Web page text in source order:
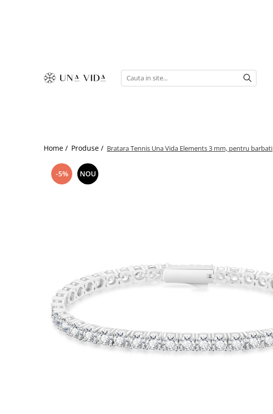
CADOURI sub 150 lei - EA
Home / Produse / Bratara Tennis Una Vida Elements 3 mm, pentru barbati
-5% NOU